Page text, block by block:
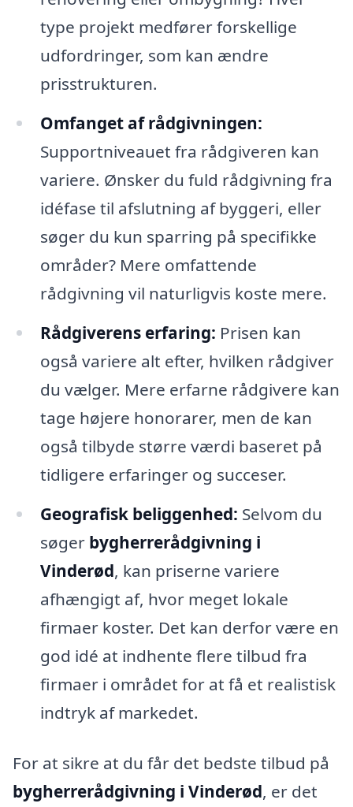
type projekt medfører forskellige
udfordringer, som kan ændre
prisstrukturen.
Omfanget af rådgivningen:
Supportniveauet fra rådgiveren kan
variere. Ønsker du fuld rådgivning fra
idéfase til afslutning af byggeri, eller
søger du kun sparring på specifikke
områder? Mere omfattende
rådgivning vil naturligvis koste mere.
Rådgiverens erfaring: Prisen kan
også variere alt efter, hvilken rådgiver
du vælger. Mere erfarne rådgivere kan
tage højere honorarer, men de kan
også tilbyde større værdi baseret på
tidligere erfaringer og succeser.
Geografisk beliggenhed: Selvom du
søger bygherrerådgivning i
Vinderød, kan priserne variere
afhængigt af, hvor meget lokale
firmaer koster. Det kan derfor være en
god idé at indhente flere tilbud fra
firmaer i området for at få et realistisk
indtryk af markedet.
For at sikre at du får det bedste tilbud på
bygherrerådgivning i Vinderød, er det